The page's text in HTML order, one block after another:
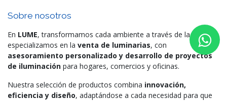
Sobre nosotros
En LUME, transformamos cada ambiente a través de la luz. Nos
especializamos en la venta de luminarias, con
asesoramiento personalizado y desarrollo de proyectos
de iluminación para hogares, comercios y oficinas.
Nuestra selección de productos combina innovación,
eficiencia y diseño, adaptándose a cada necesidad para que